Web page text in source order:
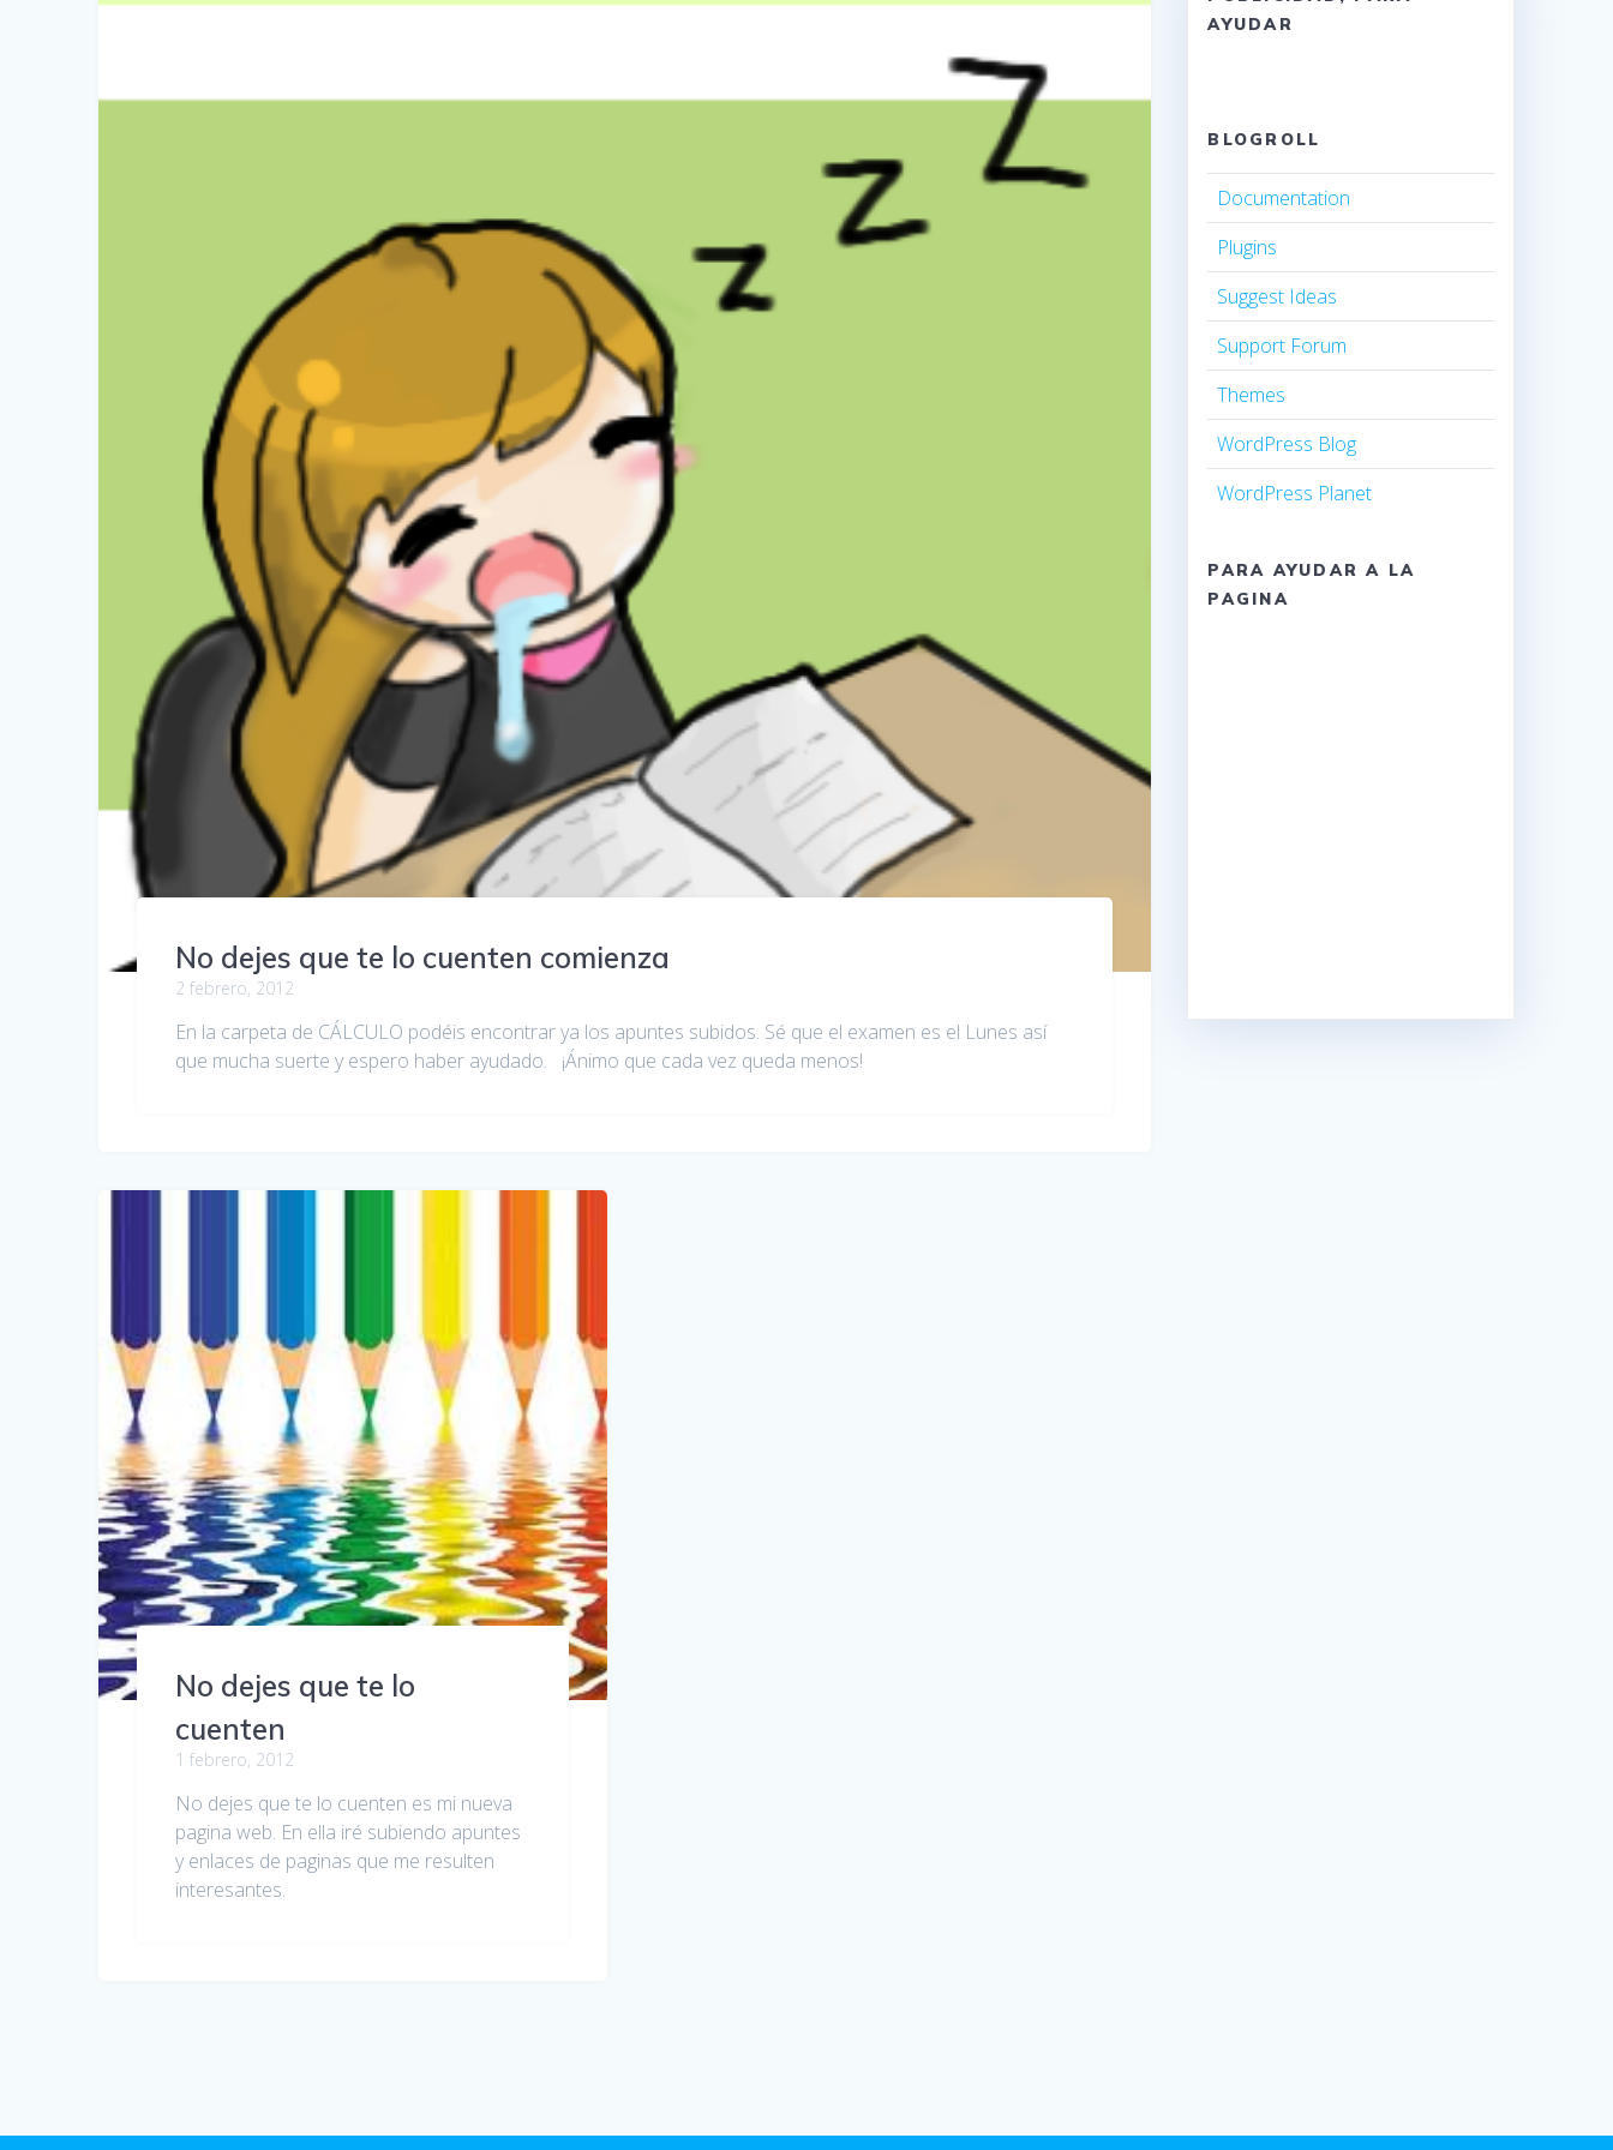
No dejes que te lo cuenten comienza
2 febrero, 2012
En la carpeta de CÁLCULO podéis encontrar ya los apuntes subidos. Sé que el examen es el Lunes así
que mucha suerte y espero haber ayudado. ¡Ánimo que cada vez queda menos!
No dejes que te lo
cuenten
1 febrero, 2012
No dejes que te lo cuenten es mi nueva
pagina web. En ella iré subiendo apuntes
y enlaces de paginas que me resulten
interesantes.
AYUDAR
BLOGROLL
Documentation
Plugins
Suggest Ideas
Support Forum
Themes
WordPress Blog
WordPress Planet
PARA AYUDAR A LA
PAGINA